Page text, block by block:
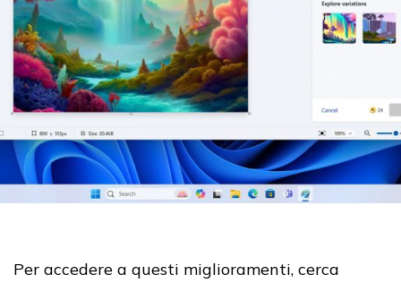
Per accedere a questi miglioramenti, cerca